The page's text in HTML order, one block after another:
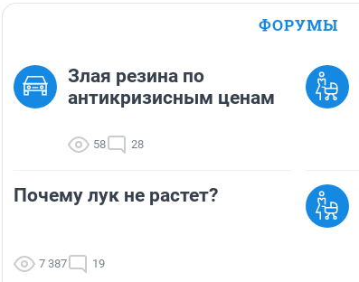
ФОРУМЫ
Злая резина по
антикризисным ценам
58 28
Почему лук не растет?
7 387 19